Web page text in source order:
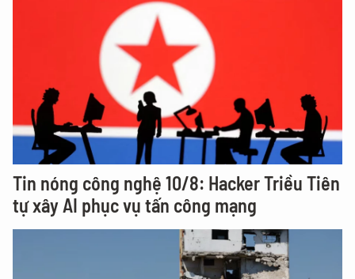
Tin nóng công nghệ 10/8: Hacker Triều Tiên
tự xây AI phục vụ tấn công mạng